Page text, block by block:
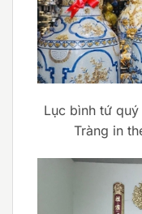
Lục bình tứ
Tràng in